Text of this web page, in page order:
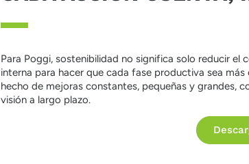
Para Poggi, sostenibilidad no significa solo reducir
interna para hacer que cada fase productiva sea
hecho de mejoras constantes, pequeñas y grandes,
visión a largo plazo.